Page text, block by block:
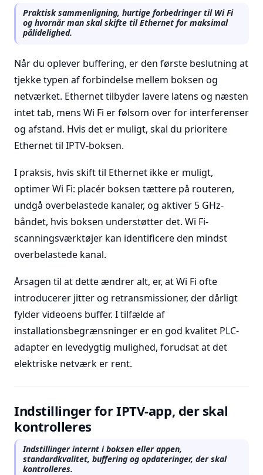
Praktisk sammenligning, hurtige forbedringer til Wi Fi
og hvornår man skal skifte til Ethernet for maksimal
pålidelighed.
Når du oplever buffering, er den første beslutning at
tjekke typen af forbindelse mellem boksen og
netværket. Ethernet tilbyder lavere latens og næsten
intet tab, mens Wi Fi er følsom over for interferenser
og afstand. Hvis det er muligt, skal du prioritere
Ethernet til IPTV-boksen.
I praksis, hvis skift til Ethernet ikke er muligt,
optimer Wi Fi: placér boksen tættere på routeren,
undgå overbelastede kanaler, og aktiver 5 GHz-
båndet, hvis boksen understøtter det. Wi Fi-
scanningsværktøjer kan identificere den mindst
overbelastede kanal.
Årsagen til at dette ændrer alt, er, at Wi Fi ofte
introducerer jitter og retransmissioner, der dårligt
fylder videoens buffer. I tilfælde af
installationsbegrænsninger er en god kvalitet PLC-
adapter en levedygtig mulighed, forudsat at det
elektriske netværk er rent.
Indstillinger for IPTV-app, der skal
kontrolleres
Indstillinger internt i boksen eller appen,
standardkvalitet, buffering og opdateringer, der skal
kontrolleres.